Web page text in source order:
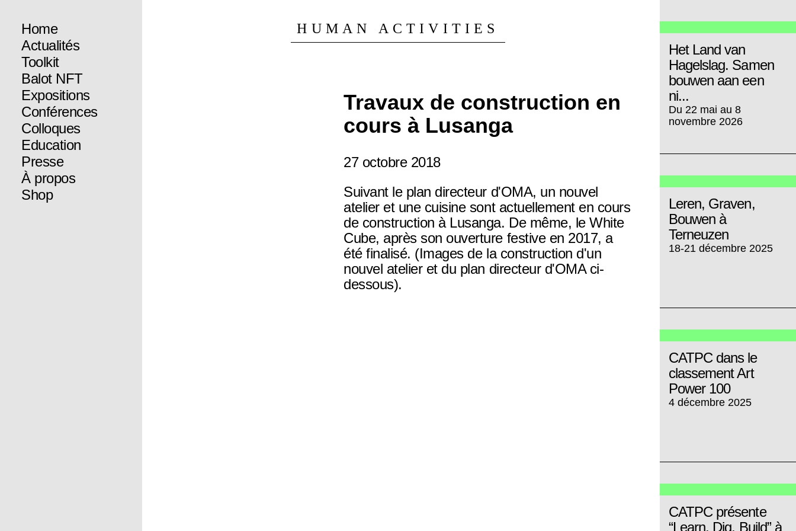
HUMAN ACTIVITIES
Home
Actualités
Toolkit
Balot NFT
Expositions
Conférences
Colloques
Education
Presse
À propos
Shop
Travaux de construction en
cours à Lusanga
27 octobre 2018
Suivant le plan directeur d'OMA, un nouvel
atelier et une cuisine sont actuellement en cours
de construction à Lusanga. De même, le White
Cube, après son ouverture festive en 2017, a
été finalisé. (Images de la construction d'un
nouvel atelier et du plan directeur d'OMA ci-
dessous).
Het Land van
Hagelslag. Samen
bouwen aan een
ni...
Du 22 mai au 8
novembre 2026
Leren, Graven,
Bouwen à
Terneuzen
18-21 décembre 2025
CATPC dans le
classement Art
Power 100
4 décembre 2025
CATPC présente
“Learn, Dig, Build” à